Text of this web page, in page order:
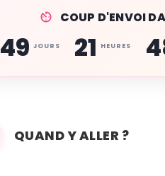
COUP D'ENVOI
49 JOURS 21 HEURES
QUAND Y ALLER ?